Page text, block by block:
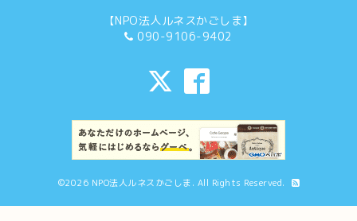
【NPO法人ルネスかごしま】
090-9106-9402
©2026 NPO法人ルネスかごしま. All Rights Reserved.